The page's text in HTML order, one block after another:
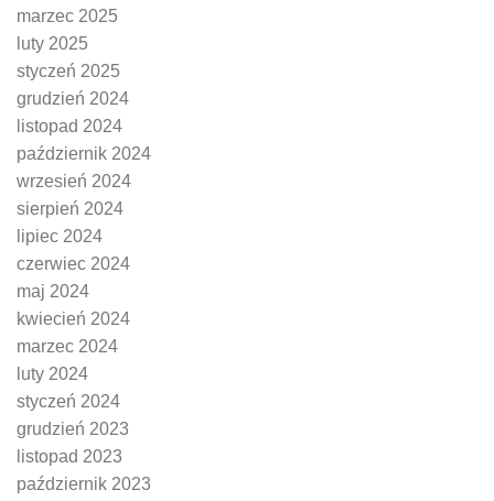
marzec 2025
luty 2025
styczeń 2025
grudzień 2024
listopad 2024
październik 2024
wrzesień 2024
sierpień 2024
lipiec 2024
czerwiec 2024
maj 2024
kwiecień 2024
marzec 2024
luty 2024
styczeń 2024
grudzień 2023
listopad 2023
październik 2023